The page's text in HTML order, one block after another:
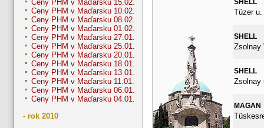
Ceny PHM v Maďarsku 15.02.
Ceny PHM v Maďarsku 10.02.
Ceny PHM v Maďarsku 08.02.
Ceny PHM v Maďarsku 01.02.
Ceny PHM v Maďarsku 27.01.
Ceny PHM v Maďarsku 25.01.
Ceny PHM v Maďarsku 20.01.
Ceny PHM v Maďarsku 18.01.
Ceny PHM v Maďarsku 13.01.
Ceny PHM v Maďarsku 11.01.
Ceny PHM v Maďarsku 06.01.
Ceny PHM v Maďarsku 04.01.
- rok 2010
SHELL
Tüzer u.
SHELL
Zsolnay
SHELL
Zsolnay
MAGAN